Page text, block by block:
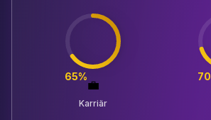
65%
💼
Karriär
70